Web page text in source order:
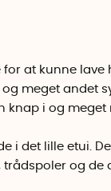
for at kunne
meget andet
knap i og meget
i det lille etui.
trådspoler og